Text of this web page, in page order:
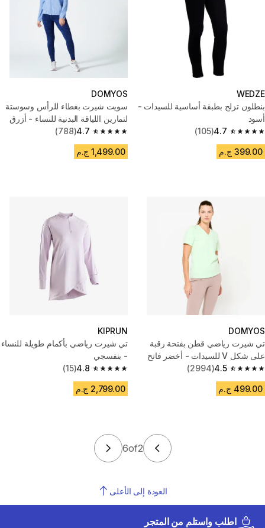
WEDZE
بنطلون تزلج بطبقة أساسية للسيدات -
أسود
4.7
4.7 out of 5 stars from 105 reviews
(105)
399.00 ج.م
DOMYOS
سويت شيرت بغطاء للرأس وسوستة
لتمارين اللياقة البدنية للنساء - أزرق
4.7
4.7 out of 5 stars from 788 reviews
(788)
1,499.00 ج.م
DOMYOS
تي شيرت رياضي قطن بفتحة رقبة
على شكل V للسيدات - أخضر فاتح
4.5
4.5 out of 5 stars from 2994 reviews
(2994)
499.00 ج.م
KIPRUN
تي شيرت رياضي بأكمام طويلة للنساء
- بنفسجي
4.8
4.8 out of 5 stars from 15 reviews
(15)
2,799.00 ج.م
2
of
6
العودة إلى الأعلى
اطلب واستلم من المتجر